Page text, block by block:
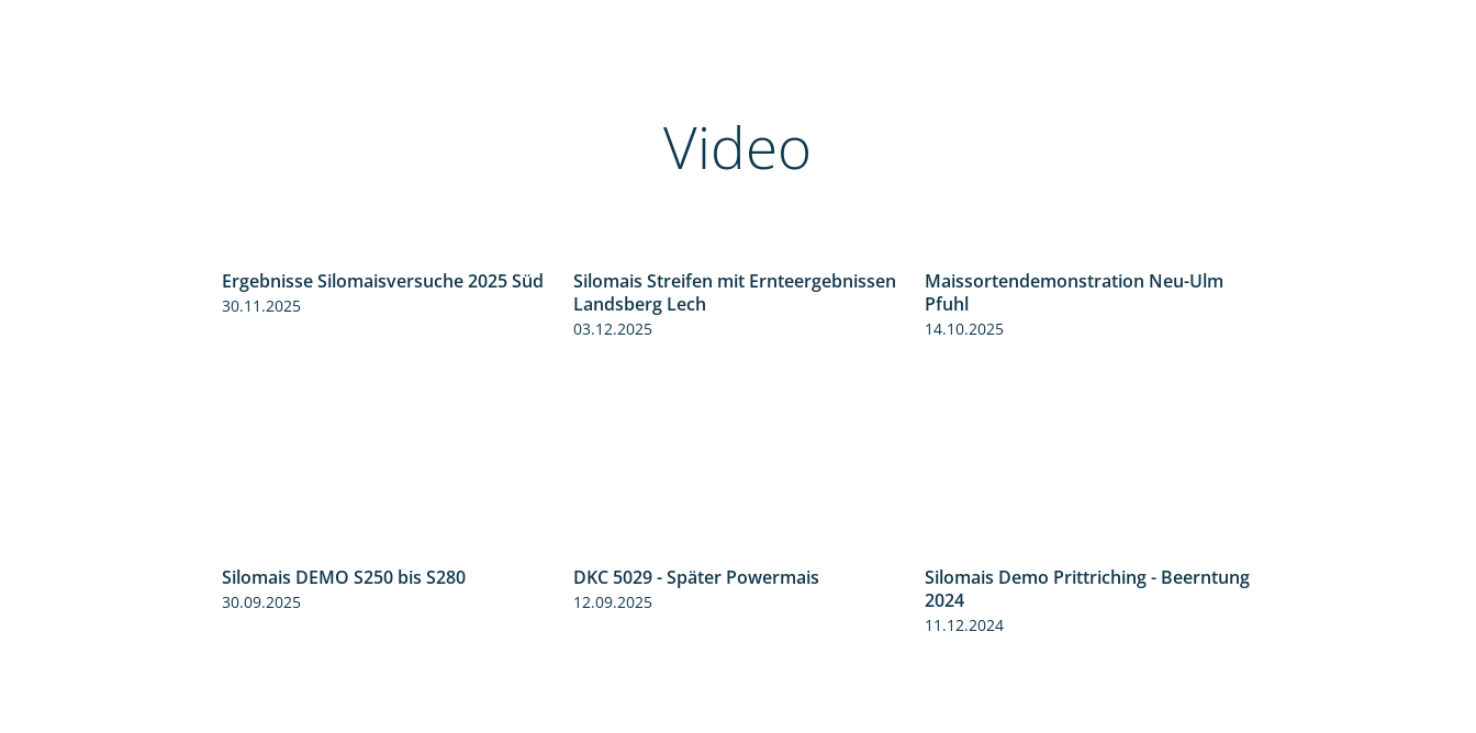
Video
Ergebnisse Silomaisversuche 2025 Süd
30.11.2025
Silomais Streifen mit Ernteergebnissen
Landsberg Lech
03.12.2025
Maissortendemonstration Neu-Ulm
Pfuhl
14.10.2025
Silomais DEMO S250 bis S280
30.09.2025
DKC 5029 - Später Powermais
12.09.2025
Silomais Demo Prittriching - Beerntung
2024
11.12.2024